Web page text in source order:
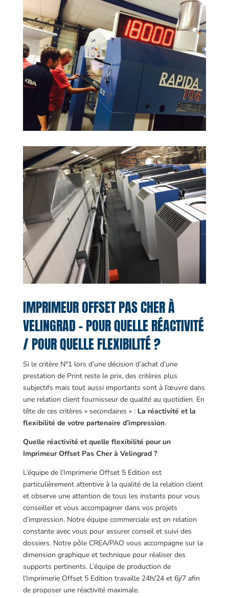
IMPRIMEUR OFFSET PAS CHER À
VELINGRAD – POUR QUELLE RÉACTIVITÉ
/ POUR QUELLE FLEXIBILITÉ ?
Si le critère N°1 lors d’une décision d’achat d’une
prestation de Print reste le prix, des critères plus
subjectifs mais tout aussi importants sont à l’œuvre dans
une relation client fournisseur de qualité au quotidien. En
tête de ces critères « secondaires » : La réactivité et la
flexibilité de votre partenaire d’impression.
Quelle réactivité et quelle flexibilité pour un
Imprimeur Offset Pas Cher à Velingrad ?
L’équipe de l’Imprimerie Offset 5 Edition est
particulièrement attentive à la qualité de la relation client
et observe une attention de tous les instants pour vous
conseiller et vous accompagner dans vos projets
d’impression. Notre équipe commerciale est en relation
constante avec vous pour assurer conseil et suivi des
dossiers. Notre pôle CREA/PAO vous accompagne sur la
dimension graphique et technique pour réaliser des
supports pertinents. L’équipe de production de
l’Imprimerie Offset 5 Edition travaille 24h/24 et 6j/7 afin
de proposer une réactivité maximale.